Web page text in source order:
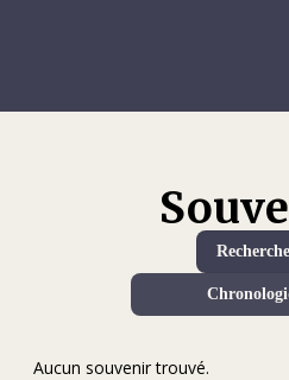
Aucun souvenir trouvé.